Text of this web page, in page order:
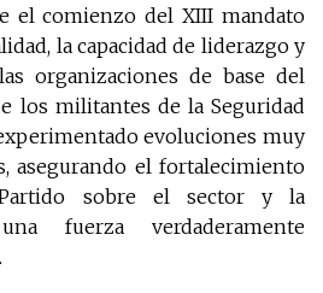
el comienzo del XIII mandato
la capacidad de liderazgo y
organizaciones de base del
los militantes de la Seguridad
evoluciones muy
asegurando el fortalecimiento
sobre el sector y la
fuerza verdaderamente